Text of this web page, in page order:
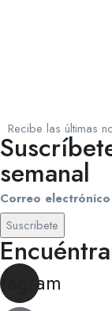
Recibe las últimas
semanal
Correo electrónico
Suscribete